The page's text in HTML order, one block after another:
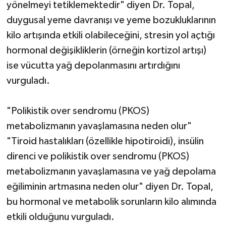
yönelmeyi tetiklemektedir" diyen Dr. Topal,
duygusal yeme davranışı ve yeme bozukluklarının
kilo artışında etkili olabileceğini, stresin yol açtığı
hormonal değişikliklerin (örneğin kortizol artışı)
ise vücutta yağ depolanmasını artırdığını
vurguladı.
"Polikistik over sendromu (PKOS)
metabolizmanın yavaşlamasına neden olur"
"Tiroid hastalıkları (özellikle hipotiroidi), insülin
direnci ve polikistik over sendromu (PKOS)
metabolizmanın yavaşlamasına ve yağ depolama
eğiliminin artmasına neden olur" diyen Dr. Topal,
bu hormonal ve metabolik sorunların kilo alımında
etkili olduğunu vurguladı.